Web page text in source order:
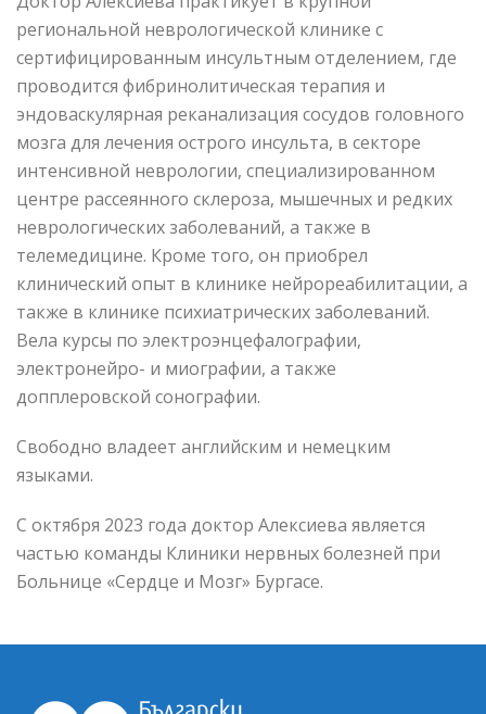
региональной неврологической клинике с
сертифицированным инсультным отделением, где
проводится фибринолитическая терапия и
эндоваскулярная реканализация сосудов головного
мозга для лечения острого инсульта, в секторе
интенсивной неврологии, специализированном
центре рассеянного склероза, мышечных и редких
неврологических заболеваний, а также в
телемедицине. Кроме того, он приобрел
клинический опыт в клинике нейрореабилитации, а
также в клинике психиатрических заболеваний.
Вела курсы по электроэнцефалографии,
электронейро- и миографии, а также
допплеровской сонографии.
Свободно владеет английским и немецким
языками.
С октября 2023 года доктор Алексиева является
частью команды Клиники нервных болезней при
Больнице «Сердце и Мозг» Бургасе.